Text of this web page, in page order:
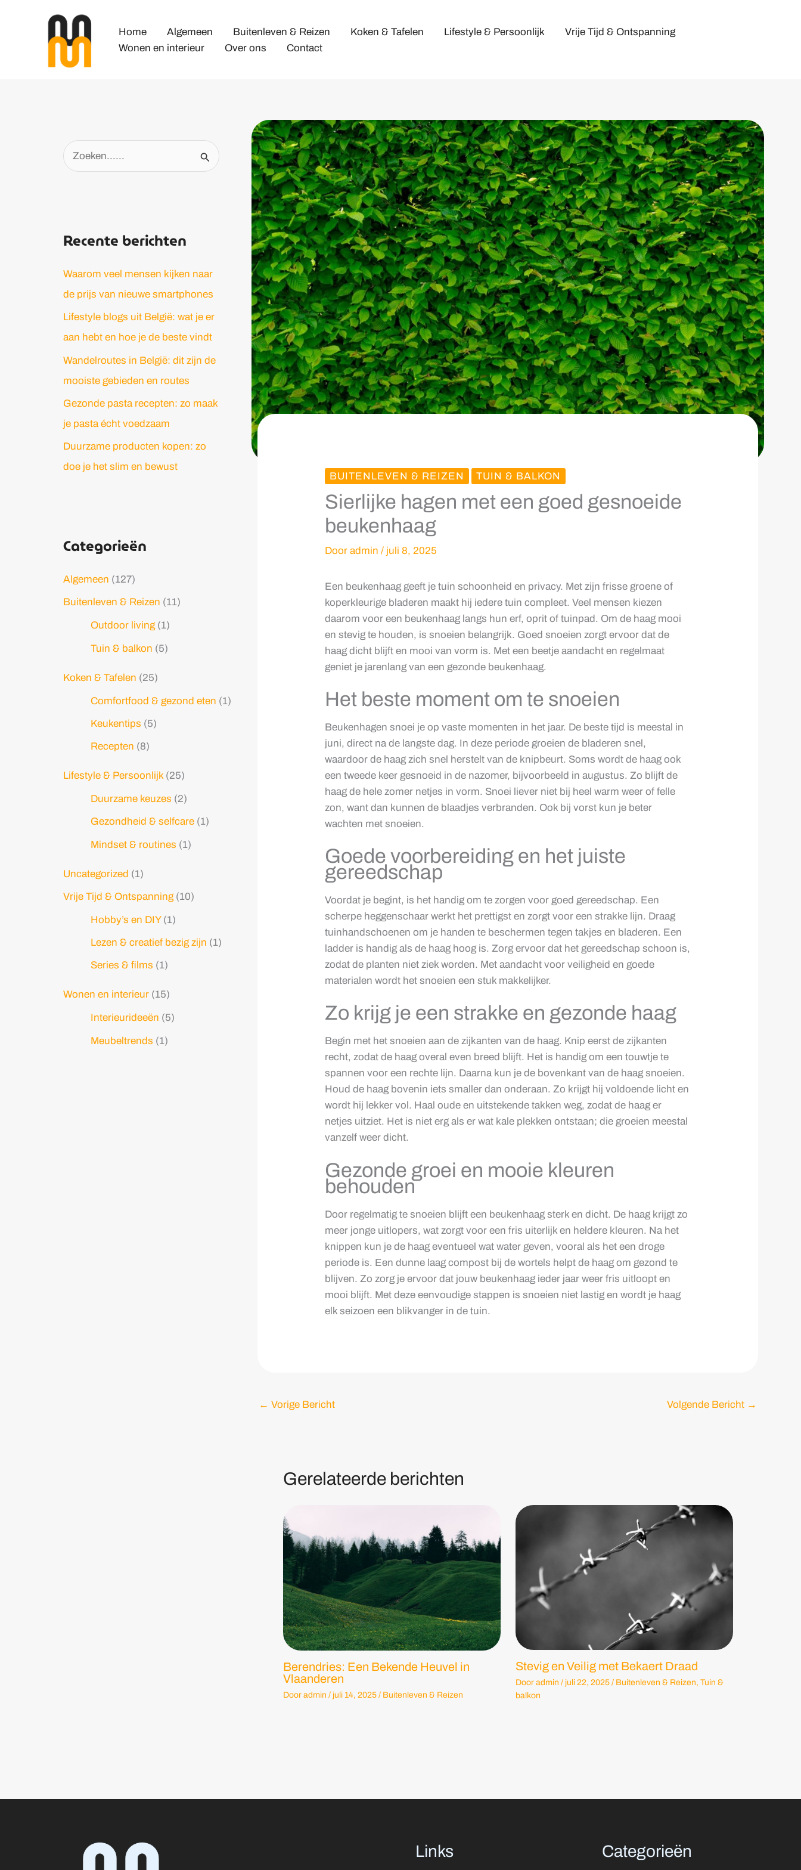
Home Algemeen Buitenleven & Reizen Koken & Tafelen Lifestyle & Persoonlijk
Vrije Tijd & Ontspanning
Wonen en interieur
Over ons Contact
Z
e
a
a
r
:
Recente berichten
Waarom veel mensen kijken naar
de prijs van nieuwe smartphones
Lifestyle blogs uit België: wat je er
aan hebt en hoe je de beste vindt
Wandelroutes in België: dit zijn de
mooiste gebieden en routes
Gezonde pasta recepten: zo maak
je pasta écht voedzaam
Duurzame producten kopen: zo
doe je het slim en bewust
Categorieën
Algemeen (127)
Buitenleven & Reizen (11)
Outdoor living(1)
Tuin & balkon (5)
Koken & Tafelen (25)
Comfortfood & gezond eten (1)
Keukentips (5)
Recepten (8)
Lifestyle & Persoonlijk(25)
Duurzame keuzes (2)
Gezondheid & selfcare(1)
Mindset & routines (1)
Uncategorized (1)
Vrije Tijd & Ontspanning(10)
Hobby’s en DIY(1)
Lezen & creatief bezig zijn (1)
Series & films (1)
Wonen en interieur (15)
Interieurideeën (5)
Meubeltrends (1)
BUITENLEVEN & REIZEN TUIN & BALKON
Sierlijke hagen met een goed gesnoeide
beukenhaag
Dooradmin/ juli 8, 2025
Een beukenhaag geeft je tuin schoonheid en privacy. Met zijn frisse groene of
koperkleurige bladeren maakt hij iedere tuin compleet. Veel mensen kiezen
daarom voor een beukenhaag langs hun erf, oprit of tuinpad. Om de haag mooi
en stevig te houden, is snoeien belangrijk. Goed snoeien zorgt ervoor dat de
haag dicht blijft en mooi van vorm is. Met een beetje aandacht en regelmaat
geniet je jarenlang van een gezonde beukenhaag.
Het beste moment om te snoeien
Beukenhagen snoei je op vaste momenten in het jaar. De beste tijd is meestal in
juni, direct na de langste dag. In deze periode groeien de bladeren snel,
waardoor de haag zich snel herstelt van de knipbeurt. Soms wordt de haag ook
een tweede keer gesnoeid in de nazomer, bijvoorbeeld in augustus. Zo blijft de
haag de hele zomer netjes in vorm. Snoei liever niet bij heel warm weer of felle
zon, want dan kunnen de blaadjes verbranden. Ook bij vorst kun je beter
wachten met snoeien.
Goede voorbereiding en het juiste
gereedschap
Voordat je begint, is het handig om te zorgen voor goed gereedschap. Een
scherpe heggenschaar werkt het prettigst en zorgt voor een strakke lijn. Draag
tuinhandschoenen om je handen te beschermen tegen takjes en bladeren. Een
ladder is handig als de haag hoog is. Zorg ervoor dat het gereedschap schoon is,
zodat de planten niet ziek worden. Met aandacht voor veiligheid en goede
materialen wordt het snoeien een stuk makkelijker.
Zo krijg je een strakke en gezonde haag
Begin met het snoeien aan de zijkanten van de haag. Knip eerst de zijkanten
recht, zodat de haag overal even breed blijft. Het is handig om een touwtje te
spannen voor een rechte lijn. Daarna kun je de bovenkant van de haag snoeien.
Houd de haag bovenin iets smaller dan onderaan. Zo krijgt hij voldoende licht en
wordt hij lekker vol. Haal oude en uitstekende takken weg, zodat de haag er
netjes uitziet. Het is niet erg als er wat kale plekken ontstaan; die groeien meestal
vanzelf weer dicht.
Gezonde groei en mooie kleuren
behouden
Door regelmatig te snoeien blijft een beukenhaag sterk en dicht. De haag krijgt zo
meer jonge uitlopers, wat zorgt voor een fris uiterlijk en heldere kleuren. Na het
knippen kun je de haag eventueel wat water geven, vooral als het een droge
periode is. Een dunne laag compost bij de wortels helpt de haag om gezond te
blijven. Zo zorg je ervoor dat jouw beukenhaag ieder jaar weer fris uitloopt en
mooi blijft. Met deze eenvoudige stappen is snoeien niet lastig en wordt je haag
elk seizoen een blikvanger in de tuin.
← Vorige Bericht Volgende Bericht →
Gerelateerde berichten
Berendries: Een Bekende Heuvel in
Vlaanderen
Door admin / juli 14, 2025 / Buitenleven & Reizen
Stevig en Veilig met Bekaert Draad
Door admin / juli 22, 2025 / Buitenleven & Reizen, Tuin &
balkon
Links Categorieën